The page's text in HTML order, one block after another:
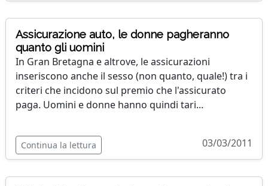
Assicurazione auto, le donne pagheranno
quanto gli uomini
In Gran Bretagna e altrove, le assicurazioni
inseriscono anche il sesso (non quanto, quale!) tra i
criteri che incidono sul premio che l'assicurato
paga. Uomini e donne hanno quindi tari...
Continua la lettura 03/03/2011